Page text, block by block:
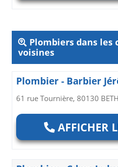
Plombiers dans les
voisines
Plombier - Barbier
61 rue Tournière, 80130
AFFICHER